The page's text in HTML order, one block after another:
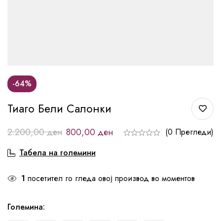
-64%
Тиаго Бели Салонки
2.200,00ден 800,00 ден
(0 Прегледи)
Табела на големини
1 посетител го гледа овој производ во моментов
Големина: